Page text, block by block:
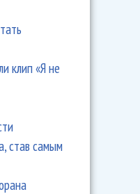
клип «Я не
став самым